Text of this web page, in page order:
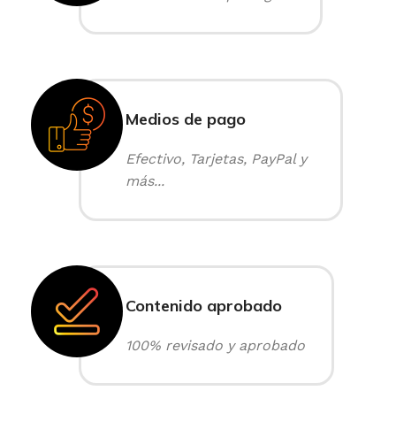
Medios de pago
Efectivo, Tarjetas, PayPal y
más...
Contenido aprobado
100% revisado y aprobado